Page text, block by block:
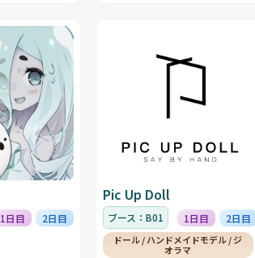
1日目 2日目
Pic Up Doll
ブース：B01 1日目 2日目
ドール / ハンドメイドモデル / ジ
オラマ